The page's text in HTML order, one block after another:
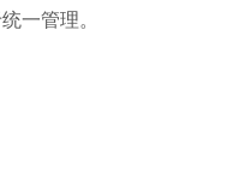
一管理。